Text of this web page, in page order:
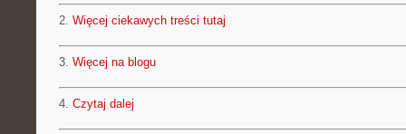
2. Więcej ciekawych treści tutaj
3. Więcej na blogu
4. Czytaj dalej